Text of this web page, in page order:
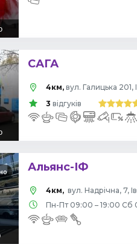
САГА
4км, вул. Галицька 201,
3 відгуків
Альянс-ІФ
4км, вул. Надрічна, 7,
Пн-Пт 09:00 – 19:00 Сб